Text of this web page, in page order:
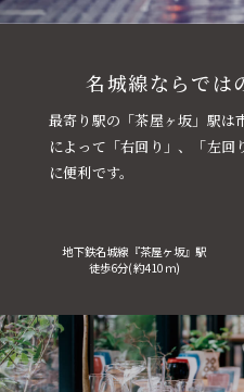
名城線ならでは
最寄り駅の「茶屋ヶ坂」駅は
によって「右回り」、「左
に便利です。
地下鉄名城線『茶屋ヶ坂』駅
徒歩6分(約410ｍ)